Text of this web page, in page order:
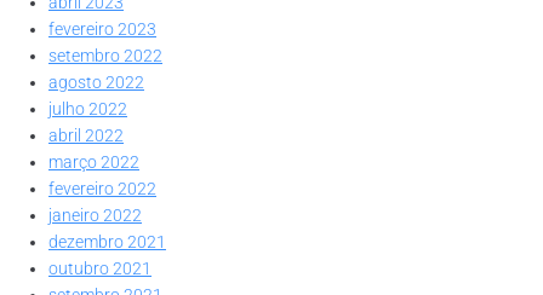
fevereiro 2023
setembro 2022
agosto 2022
julho 2022
abril 2022
março 2022
fevereiro 2022
janeiro 2022
dezembro 2021
outubro 2021